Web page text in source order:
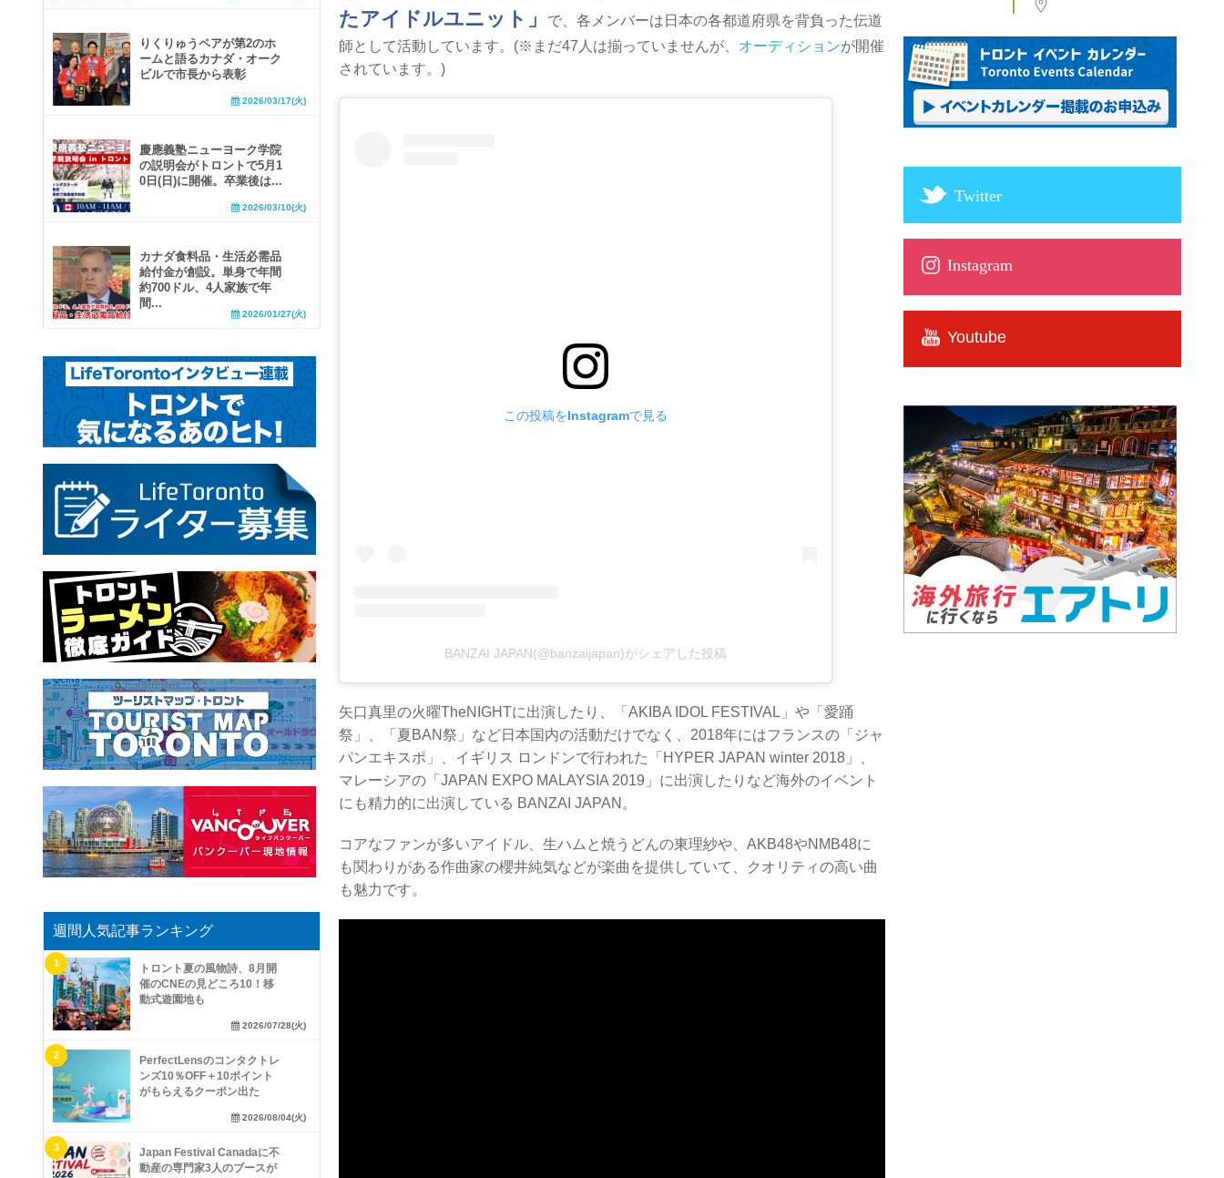
たアイドルユニット」
で、各メンバーは日本の各都道府県を背負った伝道
師として活動しています。(※まだ47人は揃っていませんが、 オーディションが開催
されています。)
この投稿をInstagramで見る
BANZAI JAPAN(@banzaijapan)がシェアした投稿
矢口真里の火曜TheNIGHTに出演したり、「AKIBA IDOL FESTIVAL」や「愛踊
祭」、「夏BAN祭」など日本国内の活動だけでなく、2018年にはフランスの「ジャ
パンエキスポ」、イギリス ロンドンで行われた「HYPER JAPAN winter 2018」、
マレーシアの「JAPAN EXPO MALAYSIA 2019」に出演したりなど海外のイベント
にも精力的に出演している BANZAI JAPAN。
コアなファンが多いアイドル、生ハムと焼うどんの東理紗や、AKB48やNMB48に
も関わりがある作曲家の櫻井純気などが楽曲を提供していて、クオリティの高い曲
も魅力です。
りくりゅうペアが第2のホ
ームと語るカナダ・オーク
ビルで市長から表彰
2026/03/17(火)
慶應義塾ニューヨーク学院
の説明会がトロントで5月1
0日(日)に開催。卒業後は...
2026/03/10(火)
カナダ食料品・生活必需品
給付金が創設。単身で年間
約700ドル、4人家族で年
間...
2026/01/27(火)
週間人気記事ランキング
トロント夏の風物詩、8月開
催のCNEの見どころ10！移
動式遊園地も
2026/07/28(火)
PerfectLensのコンタクトレ
ンズ10％OFF＋10ポイント
がもらえるクーポン出た
2026/08/04(火)
Japan Festival Canadaに不
動産の専門家3人のブースが
Twitter
Instagram
Youtube